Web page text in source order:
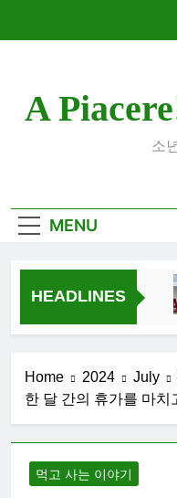
A
소
MENU
HEADLINES
Home 2024 July
한 달 간의 휴가를 마치
먹고 사는 이야기